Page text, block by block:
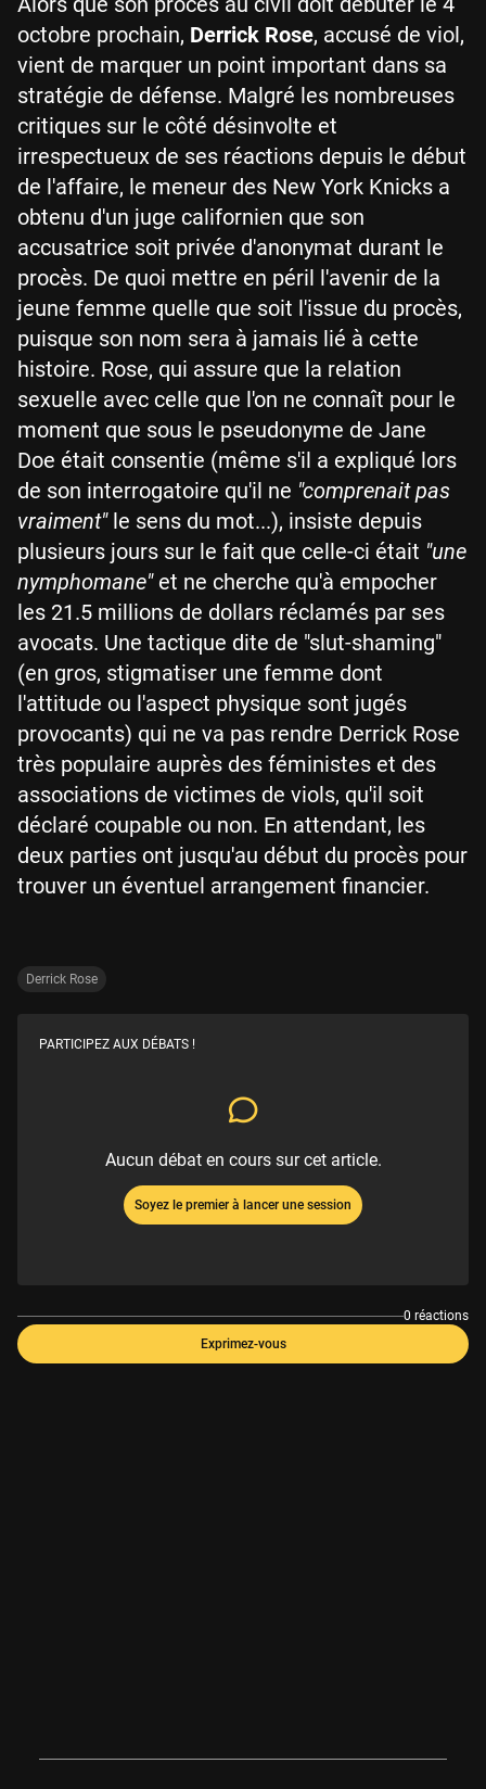
octobre prochain, Derrick Rose, accusé de viol,
vient de marquer un point important dans sa
stratégie de défense. Malgré les nombreuses
critiques sur le côté désinvolte et
irrespectueux de ses réactions depuis le début
de l'affaire, le meneur des New York Knicks a
obtenu d'un juge californien que son
accusatrice soit privée d'anonymat durant le
procès. De quoi mettre en péril l'avenir de la
jeune femme quelle que soit l'issue du procès,
puisque son nom sera à jamais lié à cette
histoire. Rose, qui assure que la relation
sexuelle avec celle que l'on ne connaît pour le
moment que sous le pseudonyme de Jane
Doe était consentie (même s'il a expliqué lors
de son interrogatoire qu'il ne "comprenait pas
vraiment"le sens du mot...), insiste depuis
plusieurs jours sur le fait que celle-ci était "une
nymphomane"et ne cherche qu'à empocher
les 21.5 millions de dollars réclamés par ses
avocats. Une tactique dite de "slut-shaming"
(en gros, stigmatiser une femme dont
l'attitude ou l'aspect physique sont jugés
provocants) qui ne va pas rendre Derrick Rose
très populaire auprès des féministes et des
associations de victimes de viols, qu'il soit
déclaré coupable ou non. En attendant, les
deux parties ont jusqu'au début du procès pour
trouver un éventuel arrangement financier.
Derrick Rose
PARTICIPEZ AUX DÉBATS !
Aucun débat en cours sur cet article.
Soyez le premier à lancer une session
0 réactions
Exprimez-vous